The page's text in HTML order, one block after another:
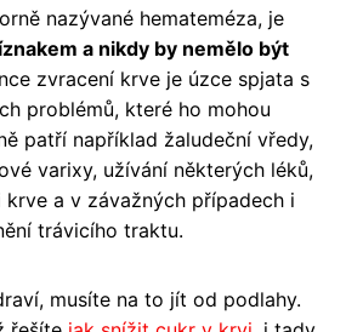
nazývané hemateméza, je
a nikdy by nemělo být
zvracení krve je úzce spjata s
problémů, které ho mohou
patří například žaludeční vředy,
varixy, užívání některých léků,
a v závažných případech i
trávicího traktu.
musíte na to jít od podlahy.